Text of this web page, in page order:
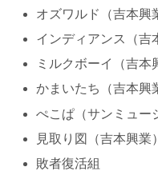
オズワルド（吉本興
インディアンス（吉
ミルクボーイ（吉本
かまいたち（吉本興
ぺこぱ（サンミュー
見取り図（吉本興業）
敗者復活組